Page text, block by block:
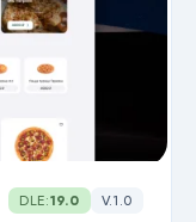
DLE:19.0 V.1.0